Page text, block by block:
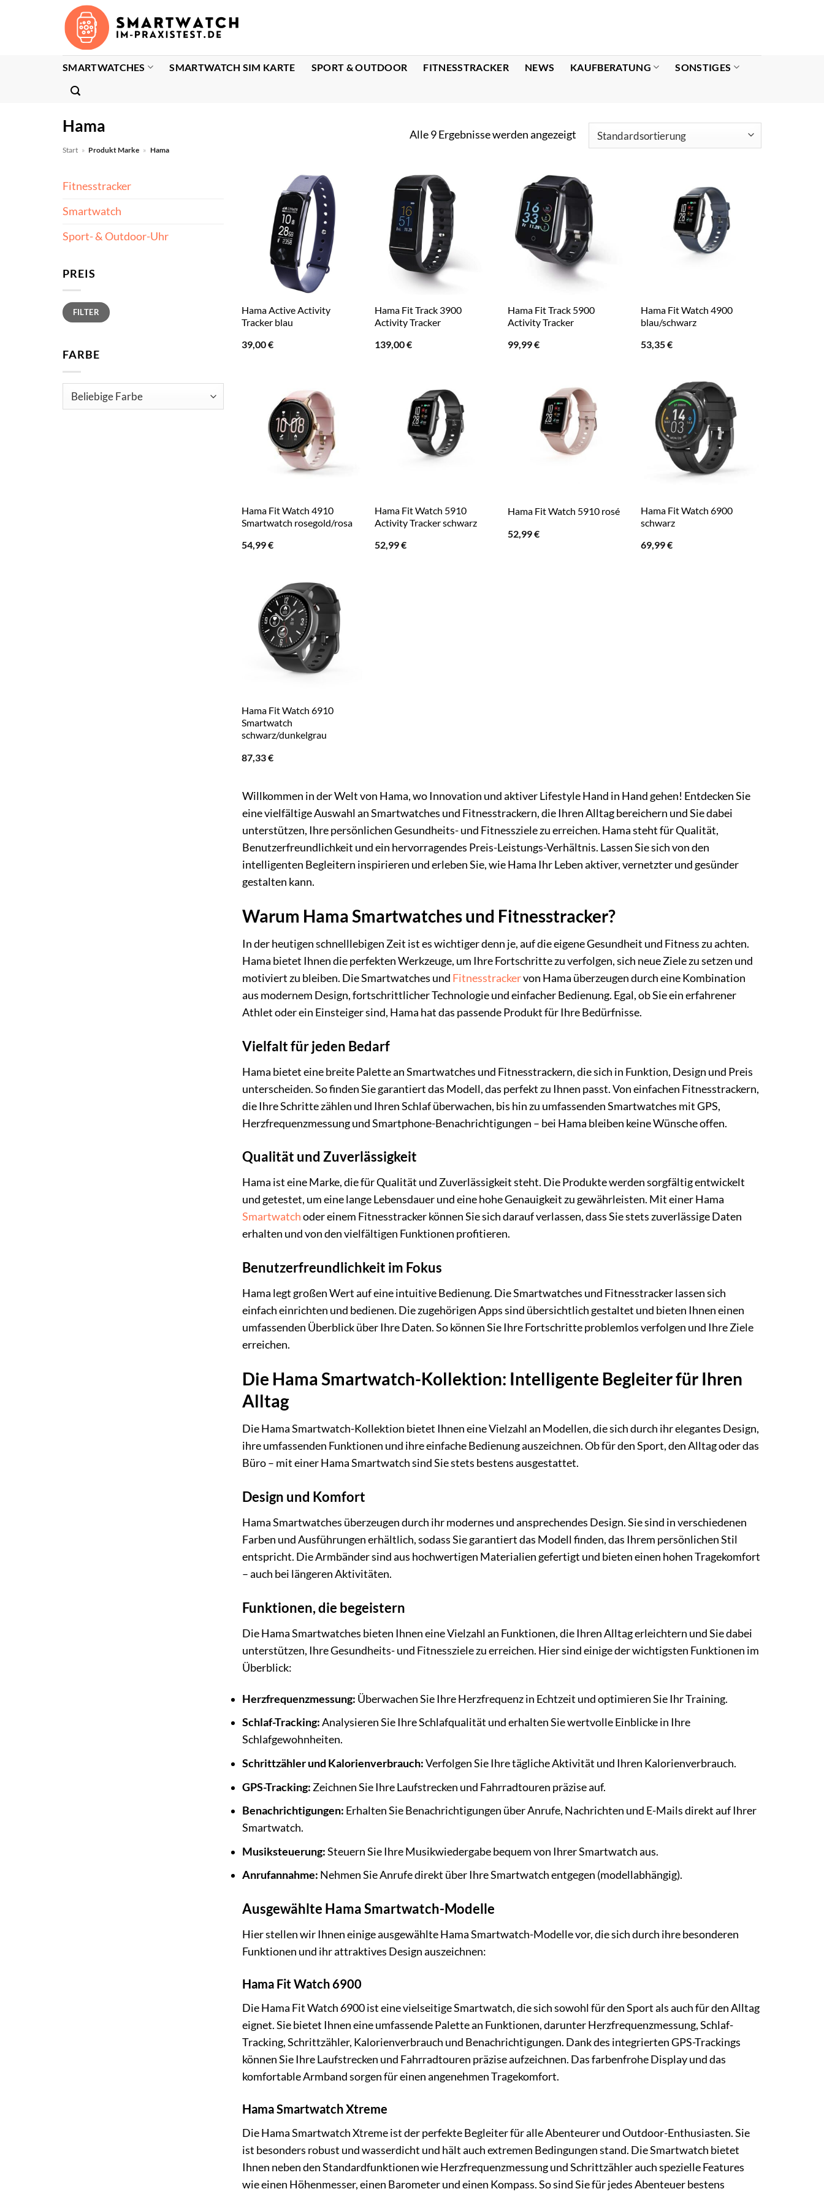
SMARTWATCHES SMARTWATCH SIM KARTE SPORT & OUTDOOR FITNESSTRACKER NEWS KAUFBERATUNG SONSTIGES
Hama
Start » Produkt Marke » Hama
Alle 9 Ergebnisse werden angezeigt
Fitnesstracker
Smartwatch
Sport- & Outdoor-Uhr
PREIS
Min.
Preis
Max.
PreisFILTER
FARBE
Hama Active Activity
Tracker blau
39,00€
Hama Fit Track 3900
Activity Tracker
139,00€
Hama Fit Track 5900
Activity Tracker
99,99€
Hama Fit Watch 4900
blau/schwarz
53,35€
Hama Fit Watch 4910
Smartwatch rosegold/rosa
54,99€
Hama Fit Watch 5910
Activity Tracker schwarz
52,99€
Hama Fit Watch 5910 rosé
52,99€
Hama Fit Watch 6900
schwarz
69,99€
Hama Fit Watch 6910
Smartwatch
schwarz/dunkelgrau
87,33€
Willkommen in der Welt von Hama, wo Innovation und aktiver Lifestyle Hand in Hand gehen! Entdecken Sie
eine vielfältige Auswahl an Smartwatches und Fitnesstrackern, die Ihren Alltag bereichern und Sie dabei
unterstützen, Ihre persönlichen Gesundheits- und Fitnessziele zu erreichen. Hama steht für Qualität,
Benutzerfreundlichkeit und ein hervorragendes Preis-Leistungs-Verhältnis. Lassen Sie sich von den
intelligenten Begleitern inspirieren und erleben Sie, wie Hama Ihr Leben aktiver, vernetzter und gesünder
gestalten kann.
Warum Hama Smartwatches und Fitnesstracker?
In der heutigen schnelllebigen Zeit ist es wichtiger denn je, auf die eigene Gesundheit und Fitness zu achten.
Hama bietet Ihnen die perfekten Werkzeuge, um Ihre Fortschritte zu verfolgen, sich neue Ziele zu setzen und
motiviert zu bleiben. Die Smartwatches und Fitnesstrackervon Hama überzeugen durch eine Kombination
aus modernem Design, fortschrittlicher Technologie und einfacher Bedienung. Egal, ob Sie ein erfahrener
Athlet oder ein Einsteiger sind, Hama hat das passende Produkt für Ihre Bedürfnisse.
Vielfalt für jeden Bedarf
Hama bietet eine breite Palette an Smartwatches und Fitnesstrackern, die sich in Funktion, Design und Preis
unterscheiden. So finden Sie garantiert das Modell, das perfekt zu Ihnen passt. Von einfachen Fitnesstrackern,
die Ihre Schritte zählen und Ihren Schlaf überwachen, bis hin zu umfassenden Smartwatches mit GPS,
Herzfrequenzmessung und Smartphone-Benachrichtigungen – bei Hama bleiben keine Wünsche offen.
Qualität und Zuverlässigkeit
Hama ist eine Marke, die für Qualität und Zuverlässigkeit steht. Die Produkte werden sorgfältig entwickelt
und getestet, um eine lange Lebensdauer und eine hohe Genauigkeit zu gewährleisten. Mit einer Hama
Smartwatchoder einem Fitnesstracker können Sie sich darauf verlassen, dass Sie stets zuverlässige Daten
erhalten und von den vielfältigen Funktionen profitieren.
Benutzerfreundlichkeit im Fokus
Hama legt großen Wert auf eine intuitive Bedienung. Die Smartwatches und Fitnesstracker lassen sich
einfach einrichten und bedienen. Die zugehörigen Apps sind übersichtlich gestaltet und bieten Ihnen einen
umfassenden Überblick über Ihre Daten. So können Sie Ihre Fortschritte problemlos verfolgen und Ihre Ziele
erreichen.
Die Hama Smartwatch-Kollektion: Intelligente Begleiter für Ihren
Alltag
Die Hama Smartwatch-Kollektion bietet Ihnen eine Vielzahl an Modellen, die sich durch ihr elegantes Design,
ihre umfassenden Funktionen und ihre einfache Bedienung auszeichnen. Ob für den Sport, den Alltag oder das
Büro – mit einer Hama Smartwatch sind Sie stets bestens ausgestattet.
Design und Komfort
Hama Smartwatches überzeugen durch ihr modernes und ansprechendes Design. Sie sind in verschiedenen
Farben und Ausführungen erhältlich, sodass Sie garantiert das Modell finden, das Ihrem persönlichen Stil
entspricht. Die Armbänder sind aus hochwertigen Materialien gefertigt und bieten einen hohen Tragekomfort
– auch bei längeren Aktivitäten.
Funktionen, die begeistern
Die Hama Smartwatches bieten Ihnen eine Vielzahl an Funktionen, die Ihren Alltag erleichtern und Sie dabei
unterstützen, Ihre Gesundheits- und Fitnessziele zu erreichen. Hier sind einige der wichtigsten Funktionen im
Überblick:
Herzfrequenzmessung: Überwachen Sie Ihre Herzfrequenz in Echtzeit und optimieren Sie Ihr Training.
Schlaf-Tracking:Analysieren Sie Ihre Schlafqualität und erhalten Sie wertvolle Einblicke in Ihre
Schlafgewohnheiten.
Schrittzähler und Kalorienverbrauch:Verfolgen Sie Ihre tägliche Aktivität und Ihren Kalorienverbrauch.
GPS-Tracking: Zeichnen Sie Ihre Laufstrecken und Fahrradtouren präzise auf.
Benachrichtigungen: Erhalten Sie Benachrichtigungen über Anrufe, Nachrichten und E-Mails direkt auf Ihrer
Smartwatch.
Musiksteuerung:Steuern Sie Ihre Musikwiedergabe bequem von Ihrer Smartwatch aus.
Anrufannahme: Nehmen Sie Anrufe direkt über Ihre Smartwatch entgegen (modellabhängig).
Ausgewählte Hama Smartwatch-Modelle
Hier stellen wir Ihnen einige ausgewählte Hama Smartwatch-Modelle vor, die sich durch ihre besonderen
Funktionen und ihr attraktives Design auszeichnen:
Hama Fit Watch 6900
Die Hama Fit Watch 6900 ist eine vielseitige Smartwatch, die sich sowohl für den Sport als auch für den Alltag
eignet. Sie bietet Ihnen eine umfassende Palette an Funktionen, darunter Herzfrequenzmessung, Schlaf-
Tracking, Schrittzähler, Kalorienverbrauch und Benachrichtigungen. Dank des integrierten GPS-Trackings
können Sie Ihre Laufstrecken und Fahrradtouren präzise aufzeichnen. Das farbenfrohe Display und das
komfortable Armband sorgen für einen angenehmen Tragekomfort.
Hama Smartwatch Xtreme
Die Hama Smartwatch Xtreme ist der perfekte Begleiter für alle Abenteurer und Outdoor-Enthusiasten. Sie
ist besonders robust und wasserdicht und hält auch extremen Bedingungen stand. Die Smartwatch bietet
Ihnen neben den Standardfunktionen wie Herzfrequenzmessung und Schrittzähler auch spezielle Features
wie einen Höhenmesser, einen Barometer und einen Kompass. So sind Sie für jedes Abenteuer bestens